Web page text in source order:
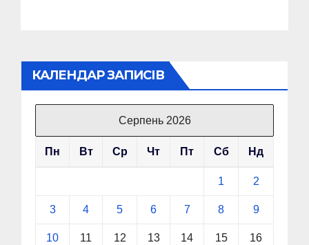
КАЛЕНДАР ЗАПИСІВ
Серпень 2026
Пн Вт Ср Чт Пт Сб Нд
1 2
3 4 5 6 7 8 9
10 11 12 13 14 15 16